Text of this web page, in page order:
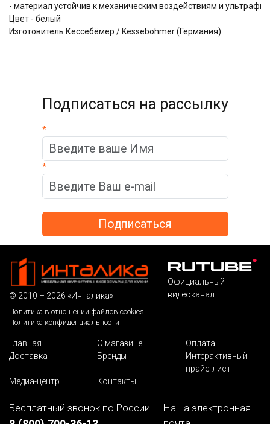
- материал устойчив к механическим воздействиям и
Цвет - белый
Изготовитель Кессебёмер / Kessebohmer (Германия)
Подписаться на рассылку
*
*
© 2010 – 2026 «Инталика»
Политика в отношении файлов cookies
Политика конфиденциальности
Официальный
видеоканал
Главная О магазине
Оплата
Доставка
Бренды
Интерактивный
прайс-лист
Медиа-центр
Контакты
Бесплатный звонок по России
Наша электронная